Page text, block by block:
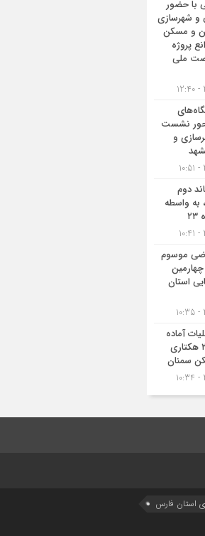
حضور
و شهرسازی
و مسکن
پروژه
ملی
نشست
و
دوم
به واسطه
موسوم
استان
آماده
سازی شهرک ۲۰۵ هکتاری
سمنان
استان فارس